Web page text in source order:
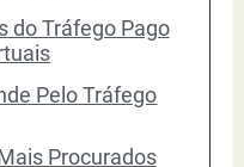
do Tráfego Pago
Pelo Tráfego
Procurados